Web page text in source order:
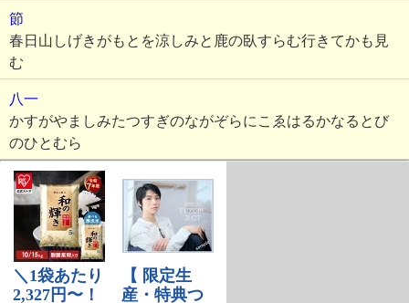
節
春日山しげきがもとを涼しみと鹿の臥すらむ行きてかも見
む
八一
かすがやましみたつすぎのながぞらにこゑはるかなるとび
のひとむら